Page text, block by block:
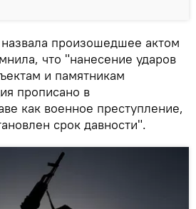
произошедшее актом
что "нанесение ударов
и памятникам
прописано в
как военное преступление,
срок давности".